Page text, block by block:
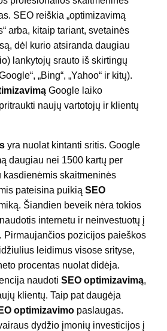
SEO reiškia „optimizavimą
arba, kitaip tariant, svetainės
dėl kurio atsiranda daugiau
lankytojų srauto iš skirtingų
„Bing“, „Yahoo“ ir kitų).
Google laiko
naujų vartotojų ir klientų
yra nuolat kintanti sritis. Google
daugiau nei 1500 kartų per
kasdienėmis skaitmeninės
pateisina puikią SEO
Šiandien beveik nėra tokios
internetu ir neinvestuotų į
. Pirmaujančios pozicijos paieškos
leidimus visose srityse,
procentas nuolat didėja.
naudoti SEO optimizavimą,
klientų. Taip pat daugėja
optimizavimo paslaugas.
dydžio įmonių investicijos į